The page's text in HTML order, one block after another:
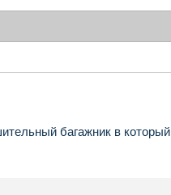
багажник в который